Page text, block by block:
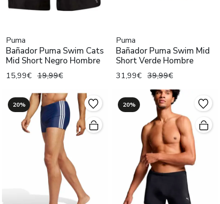
Puma
Bañador Puma Swim Cats
Mid Short Negro Hombre
15,99€ 19,99€
Puma
Bañador Puma Swim Mid
Short Verde Hombre
31,99€ 39,99€
20% 20%